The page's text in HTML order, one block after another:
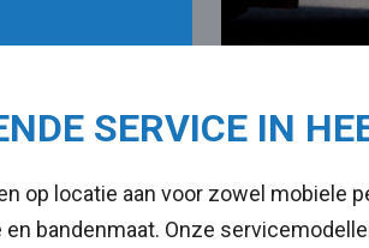
SERVICE IN
op locatie aan voor zowel mobiele
bandenmaat. Onze